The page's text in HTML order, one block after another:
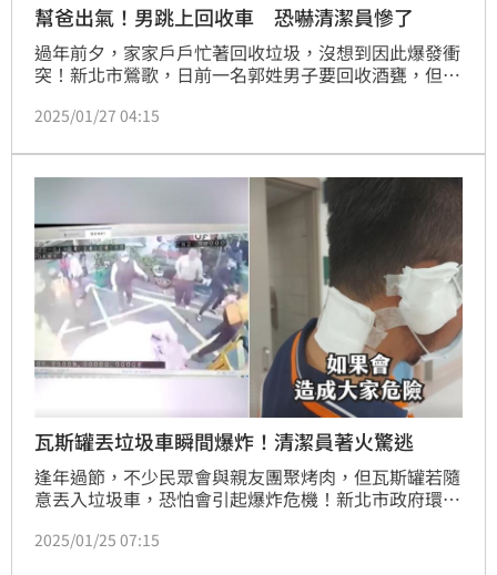
幫爸出氣！男跳上回收車 恐嚇清潔員慘了
過年前夕，家家戶戶忙著回收垃圾，沒想到因此爆發衝
突！新北市鶯歌，日前一名郭姓男子要回收酒甕，但因
發口角，隨後男子的兒子也跳上回收車助陣，嗆聲拉扯
2025/01/27 04:15
瓦斯罐丟垃圾車瞬間爆炸！清潔員著火驚逃
逢年過節，不少民眾會與親友團聚烤肉，但瓦斯罐若隨
意丟入垃圾車，恐怕會引起爆炸危機！新北市政府環境
片，從畫面上可以看到，清潔人員忙著從民眾手中接過
2025/01/25 07:15